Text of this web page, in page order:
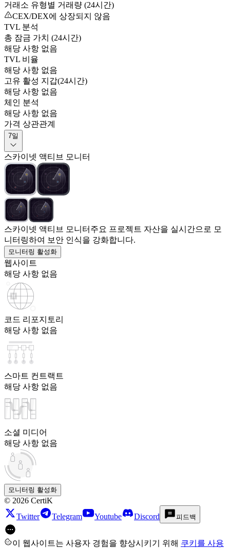
거래소 유형별 거래량 (24시간)
CEX/DEX에 상장되지 않음
TVL 분석
총 잠금 가치 (24시간)
해당 사항 없음
TVL 비율
해당 사항 없음
고유 활성 지갑(24시간)
해당 사항 없음
체인 분석
해당 사항 없음
가격 상관관계
7일
스카이넷 액티브 모니터
스카이넷 액티브 모니터 주요 프로젝트 자산을 실시간으로 모
니터링하여 보안 인식을 강화합니다.
모니터링 활성화
웹사이트
해당 사항 없음
코드 리포지토리
해당 사항 없음
스마트 컨트랙트
해당 사항 없음
소셜 미디어
해당 사항 없음
모니터링 활성화
© 2026 CertiK
Twitter
Telegram Youtube Discord 피드백
이 웹사이트는 사용자 경험을 향상시키기 위해 쿠키를 사용